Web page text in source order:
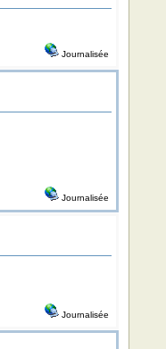
Journalisée
Journalisée
Journalisée